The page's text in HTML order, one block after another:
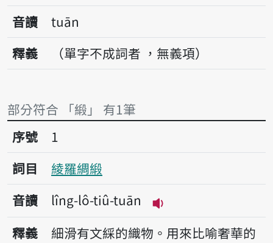
音讀
tuān
釋義
（單字不成詞者 ，無義項）
部分符合 「緞」 有1筆
序號1綾羅綢緞
序號
1
詞目
綾羅綢緞
音讀
lîng-lô-tiû-tuān
播放音讀lîng-lô-tiû-
釋義
細滑有文綵的織物。用來比喻奢華的